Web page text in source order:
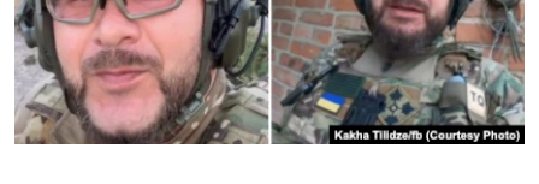
ᲚᲘᲢᲔᲠᲐᲢᲣᲠᲣᲚᲘ ᲬᲐᲮᲜᲐᲒᲔᲑᲘ
ᲐᲛᲔᲠᲘᲙᲣᲚᲘ ᲛᲝᲗᲮᲠᲝᲑᲐ
ᲘᲛᲞᲔᲠᲘᲐ ᲓᲐ ᲠᲐᲓᲘᲝ
ᲡᲐᲞᲐᲠᲚᲐᲛᲔᲜᲢᲝ ᲐᲠᲩᲔᲕᲜᲔᲑᲘᲡ ᲘᲡᲢᲝᲠᲘᲐ
ᲑᲐᲕᲨᲕᲔᲑᲘ ᲞᲠᲝᲡᲢᲘᲢᲣᲪᲘᲐᲨᲘ - ᲐᲛᲝᲣᲗᲥᲛᲔᲚᲘ ᲐᲛᲑᲐᲕᲘ
5 ᲐᲛᲑᲐᲕᲘ - 20 ᲘᲕᲜᲘᲡᲡ ᲓᲐᲨᲐᲕᲔᲑᲣᲚᲔᲑᲘ
რთე/რთ-ის ყველა საიტი